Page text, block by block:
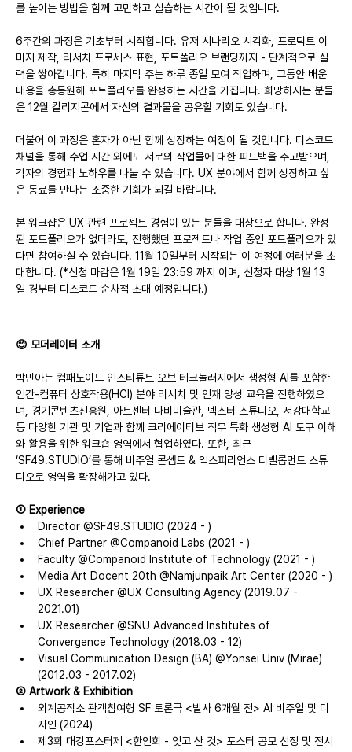
를 높이는 방법을 함께 고민하고 실습하는 시간이 될 것입니다.
6주간의 과정은 기초부터 시작합니다. 유저 시나리오 시각화, 프로덕트 이
미지 제작, 리서치 프로세스 표현, 포트폴리오 브랜딩까지 - 단계적으로 실
력을 쌓아갑니다. 특히 마지막 주는 하루 종일 모여 작업하며, 그동안 배운
내용을 총동원해 포트폴리오를 완성하는 시간을 가집니다. 희망하시는 분들
은 12월 칼리지콘에서 자신의 결과물을 공유할 기회도 있습니다.
더불어 이 과정은 혼자가 아닌 함께 성장하는 여정이 될 것입니다. 디스코드
채널을 통해 수업 시간 외에도 서로의 작업물에 대한 피드백을 주고받으며,
각자의 경험과 노하우를 나눌 수 있습니다. UX 분야에서 함께 성장하고 싶
은 동료를 만나는 소중한 기회가 되길 바랍니다.
본 워크샵은 UX 관련 프로젝트 경험이 있는 분들을 대상으로 합니다. 완성
된 포트폴리오가 없더라도, 진행했던 프로젝트나 작업 중인 포트폴리오가 있
다면 참여하실 수 있습니다. 11월 10일부터 시작되는 이 여정에 여러분을 초
대합니다. (*신청 마감은 1월 19일 23:59 까지 이며, 신청자 대상 1월 13
일 경부터 디스코드 순차적 초대 예정입니다.)
😊 모더레이터 소개
박민아는 컴패노이드 인스티튜트 오브 테크놀러지에서 생성형 AI를 포함한
인간-컴퓨터 상호작용(HCI) 분야 리서치 및 인재 양성 교육을 진행하였으
며, 경기콘텐츠진흥원, 아트센터 나비미술관, 덱스터 스튜디오, 서강대학교
등 다양한 기관 및 기업과 함께 크리에이티브 직무 특화 생성형 AI 도구 이해
와 활용을 위한 워크숍 영역에서 협업하였다. 또한, 최근
‘SF49.STUDIO’를 통해 비주얼 콘셉트 & 익스피리언스 디벨롭먼트 스튜
디오로 영역을 확장해가고 있다.
① Experience
Director @SF49.STUDIO (2024 - )
Chief Partner @Companoid Labs (2021 - )
Faculty @Companoid Institute of Technology (2021 - )
Media Art Docent 20th @Namjunpaik Art Center (2020 - )
UX Researcher @UX Consulting Agency (2019.07 -
2021.01)
UX Researcher @SNU Advanced Institutes of
Convergence Technology (2018.03 - 12)
Visual Communication Design (BA) @Yonsei Univ (Mirae)
(2012.03 - 2017.02)
② Artwork & Exhibition
외계공작소 관객참여형 SF 토론극 <발사 6개월 전> AI 비주얼 및 디
자인 (2024)
제3회 대강포스터제 <한인희 - 잊고 산 것> 포스터 공모 선정 및 전시